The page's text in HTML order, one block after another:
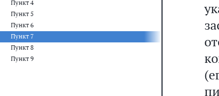
Пункт 4
Пункт 5
Пункт 6
Пункт 7
Пункт 8
Пункт 9